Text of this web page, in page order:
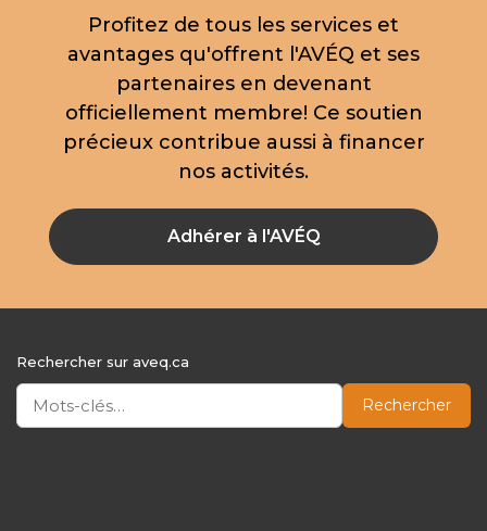
Profitez de tous les services et
avantages qu'offrent l'AVÉQ et ses
partenaires en devenant
officiellement membre! Ce soutien
précieux contribue aussi à financer
nos activités.
Adhérer à l'AVÉQ
Rechercher sur aveq.ca
Rechercher